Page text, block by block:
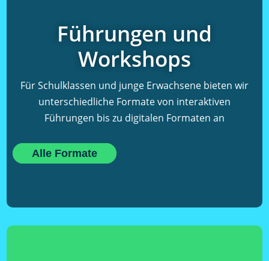
Führungen und
Workshops
Für Schulklassen und junge Erwachsene bieten wir
unterschiedliche Formate von interaktiven
Führungen bis zu digitalen Formaten an
Alle Formate